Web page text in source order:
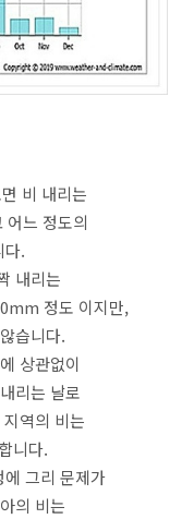
비 내리는
어느 정도의
다.
내리는
정도 이지만,
습니다.
상관없이
리는 날로
역의 비는
니다.
그리 문제가
의 비는